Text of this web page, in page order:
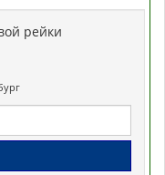
рейки